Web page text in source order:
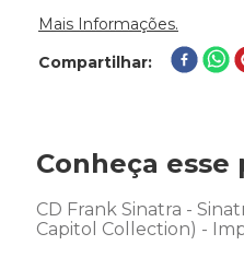
Mais Informações.
Compartilhar
Conheça
CD Frank Sinatra -
Capitol Collection) -